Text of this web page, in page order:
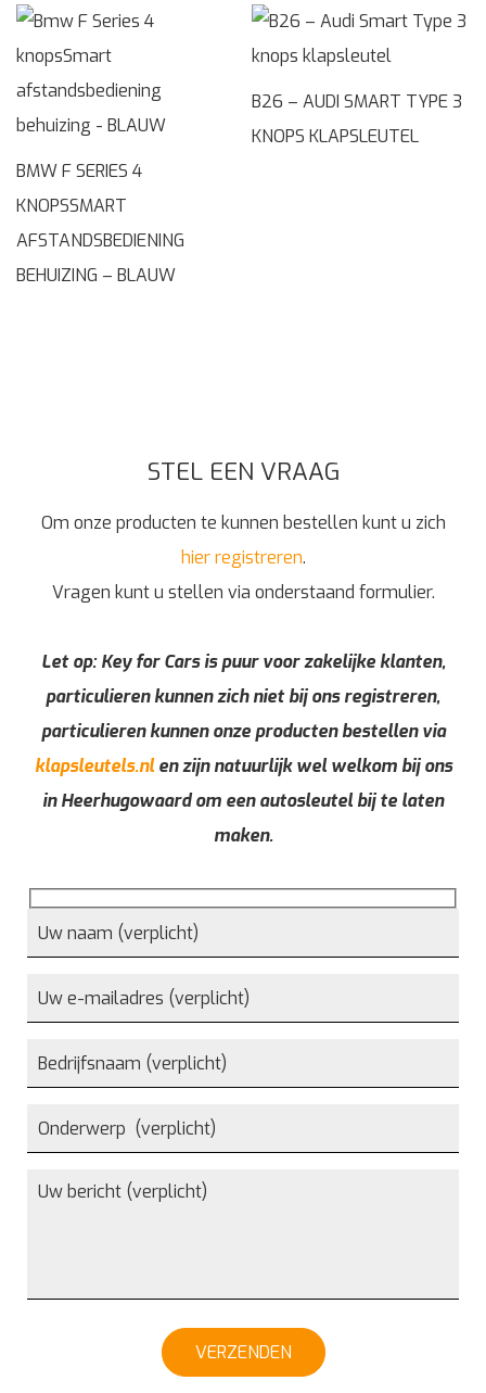
BMW F SERIES 4
KNOPSSMART
AFSTANDSBEDIENING
BEHUIZING – BLAUW
B26 – AUDI SMART TYPE 3
KNOPS KLAPSLEUTEL
STEL EEN VRAAG
Om onze producten te kunnen bestellen kunt u zich
hier registreren.
Vragen kunt u stellen via onderstaand formulier.
Let op: Key for Cars is puur voor zakelijke klanten,
particulieren kunnen zich niet bij ons registreren,
particulieren kunnen onze producten bestellen via
klapsleutels.nlen zijn natuurlijk wel welkom bij ons
in Heerhugowaard om een autosleutel bij te laten
maken.
VERZENDEN